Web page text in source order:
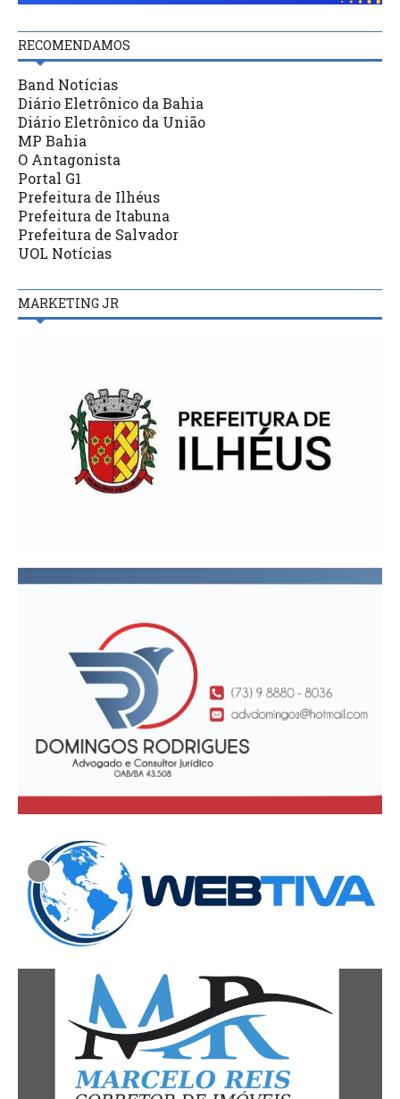
RECOMENDAMOS
Band Notícias
Diário Eletrônico da Bahia
Diário Eletrônico da União
MP Bahia
O Antagonista
Portal G1
Prefeitura de Ilhéus
Prefeitura de Itabuna
Prefeitura de Salvador
UOL Notícias
MARKETING JR